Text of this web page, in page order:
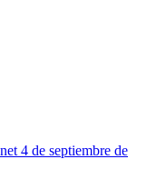
4 de septiembre de